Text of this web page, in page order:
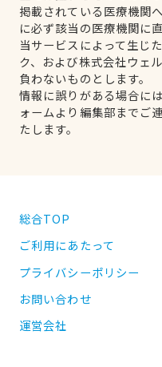
掲載されている医療機関
に必ず該当の医療機関に
当サービスによって生じ
ク、および株式会社ウェ
負わないものとします。
情報に誤りがある場合に
ォームより編集部までご
たします。
総合TOP
ご利用にあたって
プライバシーポリシー
お問い合わせ
運営会社